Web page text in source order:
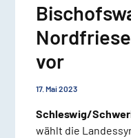
vor
17. Mai 2023
Schleswig/
wählt die